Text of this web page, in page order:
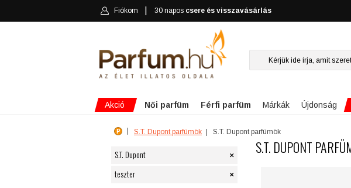
Fiókom 30 napos csere és visszavásárlás
Akció Női parfüm Férfi parfüm Márkák Újdonság
S.T. Dupont parfümök S.T. Dupont parfümök
S.T. Dupont ×
teszter ×
S.T. DUPONT